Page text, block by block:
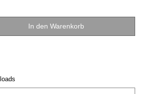
In den Warenkorb